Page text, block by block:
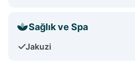
Sağlık ve Spa
Jakuzi